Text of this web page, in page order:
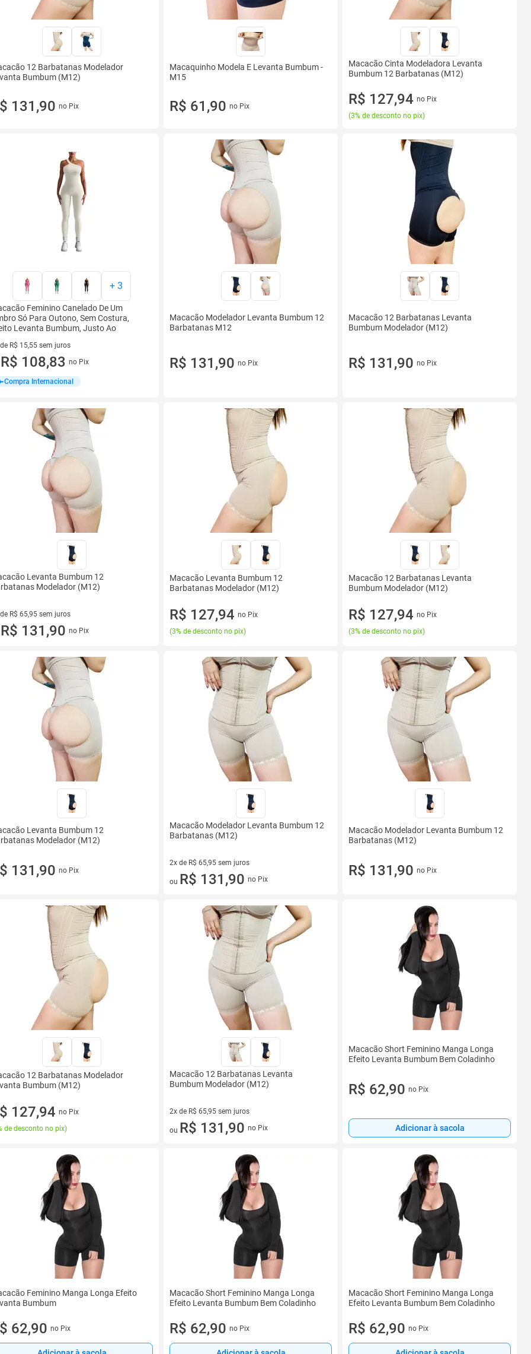
12 Barbatanas Modelador
Bumbum (M12)
131,90 no Pix
Macaquinho Modela E Levanta Bumbum -
M15
R$ 61,90 no Pix
Macacão Cinta Modeladora Levanta
Bumbum 12 Barbatanas (M12)
R$ 127,94 no Pix
(3% de desconto no pix)
+ 3
Feminino Canelado De Um
Só Para Outono, Sem Costura,
Levanta Bumbum, Justo Ao
R$ 15,55 sem juros
de R$ 15,55 sem juros
R$ 108,83 no Pix
Compra Internacional
Macacão Modelador Levanta Bumbum 12
Barbatanas M12
R$ 131,90 no Pix
Macacão 12 Barbatanas Levanta
Bumbum Modelador (M12)
R$ 131,90 no Pix
Levanta Bumbum 12
Modelador (M12)
R$ 65,95 sem juros
de R$ 65,95 sem juros
R$ 131,90 no Pix
Macacão Levanta Bumbum 12
Barbatanas Modelador (M12)
R$ 127,94 no Pix
(3% de desconto no pix)
Macacão 12 Barbatanas Levanta
Bumbum Modelador (M12)
R$ 127,94 no Pix
(3% de desconto no pix)
Levanta Bumbum 12
Modelador (M12)
131,90 no Pix
Macacão Modelador Levanta Bumbum 12
Barbatanas (M12)
2x de R$ 65,95 sem juros
2 vez de R$ 65,95 sem juros
ou R$ 131,90 no Pix
Macacão Modelador Levanta Bumbum 12
Barbatanas (M12)
R$ 131,90 no Pix
12 Barbatanas Modelador
Bumbum (M12)
127,94 no Pix
de desconto no pix)
Macacão 12 Barbatanas Levanta
Bumbum Modelador (M12)
2x de R$ 65,95 sem juros
2 vez de R$ 65,95 sem juros
ou R$ 131,90 no Pix
Macacão Short Feminino Manga Longa
Efeito Levanta Bumbum Bem Coladinho
R$ 62,90 no Pix
Adicionar à sacola
Feminino Manga Longa Efeito
Bumbum
62,90 no Pix
Macacão Short Feminino Manga Longa
Efeito Levanta Bumbum Bem Coladinho
R$ 62,90 no Pix
Macacão Short Feminino Manga Longa
Efeito Levanta Bumbum Bem Coladinho
R$ 62,90 no Pix